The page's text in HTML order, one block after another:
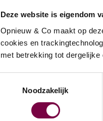
Deze website is eigendom
Opnieuw & Co maakt op
cookies en
met betrekking tot
Noodzakelijk
gebeurtenissen (events)
In plaats van het volgen
tracking), wordt er bij
IP-addressen worden
De gegevens die worden
Het is mogelijk door
We gebruiken ook
verbeteren en extra